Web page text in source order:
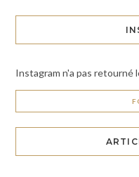
Instagram n'a pas retourné